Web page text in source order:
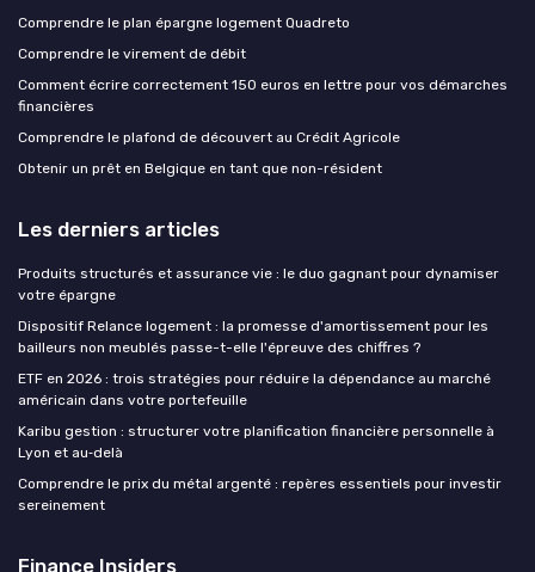
Comprendre le plan épargne logement Quadreto
Comprendre le virement de débit
Comment écrire correctement 150 euros en lettre pour vos démarches
financières
Comprendre le plafond de découvert au Crédit Agricole
Obtenir un prêt en Belgique en tant que non-résident
Les derniers articles
Produits structurés et assurance vie : le duo gagnant pour dynamiser
votre épargne
Dispositif Relance logement : la promesse d'amortissement pour les
bailleurs non meublés passe-t-elle l'épreuve des chiffres ?
ETF en 2026 : trois stratégies pour réduire la dépendance au marché
américain dans votre portefeuille
Karibu gestion : structurer votre planification financière personnelle à
Lyon et au‑delà
Comprendre le prix du métal argenté : repères essentiels pour investir
sereinement
Finance Insiders